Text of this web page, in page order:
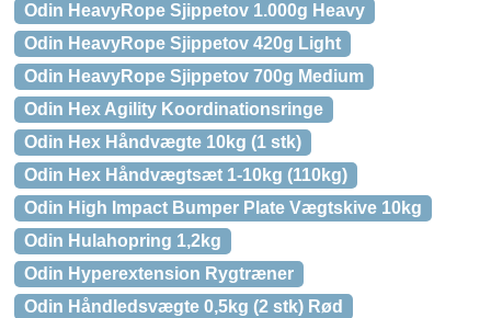
Odin HeavyRope Sjippetov 1.000g Heavy
Odin HeavyRope Sjippetov 420g Light
Odin HeavyRope Sjippetov 700g Medium
Odin Hex Agility Koordinationsringe
Odin Hex Håndvægte 10kg (1 stk)
Odin Hex Håndvægtsæt 1-10kg (110kg)
Odin High Impact Bumper Plate Vægtskive 10kg
Odin Hulahopring 1,2kg
Odin Hyperextension Rygtræner
Odin Håndledsvægte 0,5kg (2 stk) Rød